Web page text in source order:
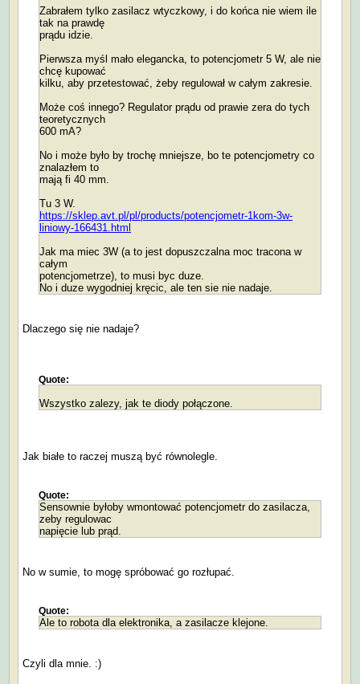
Zabrałem tylko zasilacz wtyczkowy, i do końca nie wiem ile
tak na prawdę
prądu idzie.
Pierwsza myśl mało elegancka, to potencjometr 5 W, ale nie
chcę kupować
kilku, aby przetestować, żeby regulował w całym zakresie.
Może coś innego? Regulator prądu od prawie zera do tych
teoretycznych
600 mA?
No i może było by trochę mniejsze, bo te potencjometry co
znalazłem to
mają fi 40 mm.
Tu 3 W.
https://sklep.avt.pl/pl/products/potencjometr-1kom-3w-
liniowy-166431.html
Jak ma miec 3W (a to jest dopuszczalna moc tracona w
całym
potencjometrze), to musi byc duze.
No i duze wygodniej kręcic, ale ten sie nie nadaje.
Dlaczego się nie nadaje?
Quote:
Wszystko zalezy, jak te diody połączone.
Jak białe to raczej muszą być równolegle.
Quote:
Sensownie byłoby wmontować potencjometr do zasilacza,
zeby regulowac
napięcie lub prąd.
No w sumie, to mogę spróbować go rozłupać.
Quote:
Ale to robota dla elektronika, a zasilacze klejone.
Czyli dla mnie. :)